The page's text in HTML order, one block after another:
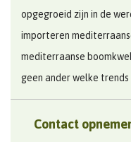
opgegroeid zijn in de
importeren
mediterraanse
geen ander welke trends
Contact